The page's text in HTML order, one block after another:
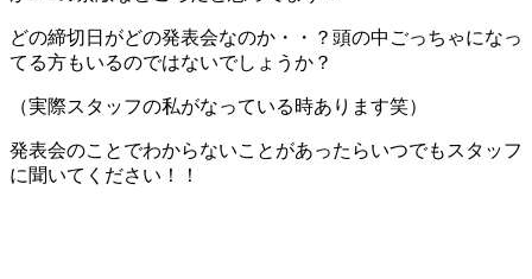
どの締切日がどの発表会なのか・・？頭の中ごっちゃになっ
てる方もいるのではないでしょうか？
（実際スタッフの私がなっている時あります笑）
発表会のことでわからないことがあったらいつでもスタッフ
に聞いてください！！